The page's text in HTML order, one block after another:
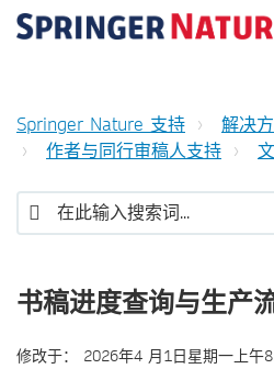
Springer Nature 支持
解决
作者与同行审稿人支持
书稿进度查询与生产
修改于： 2026年4 月1日星期一上午